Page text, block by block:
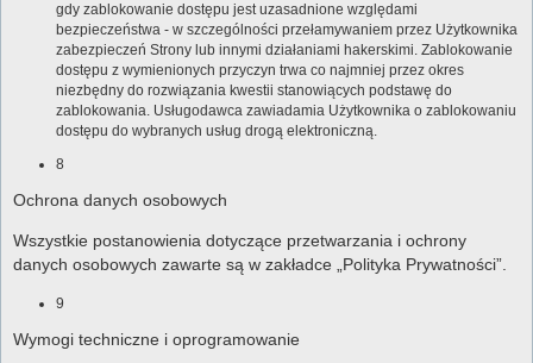
gdy zablokowanie dostępu jest uzasadnione względami
bezpieczeństwa - w szczególności przełamywaniem przez Użytkownika
zabezpieczeń Strony lub innymi działaniami hakerskimi. Zablokowanie
dostępu z wymienionych przyczyn trwa co najmniej przez okres
niezbędny do rozwiązania kwestii stanowiących podstawę do
zablokowania. Usługodawca zawiadamia Użytkownika o zablokowaniu
dostępu do wybranych usług drogą elektroniczną.
8
Ochrona danych osobowych
Wszystkie postanowienia dotyczące przetwarzania i ochrony
danych osobowych zawarte są w zakładce „Polityka Prywatności”.
9
Wymogi techniczne i oprogramowanie